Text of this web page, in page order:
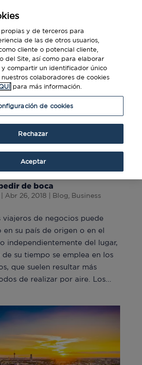
de boca
Abr 26, 2018 Blog, Business
viajeros de negocios puede
en su país de origen o en el
independientemente del lugar,
su tiempo se emplea en los
que suelen resultar más
de realizar por aire. Los...
propias y de terceros para
de las de otros usuarios,
cliente o potencial cliente,
del Site, así como para elaborar
y compartir un identificador único
colaboradores de cookies
para más información.
de cookies
Rechazar
Aceptar